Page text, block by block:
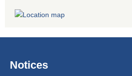
Notices